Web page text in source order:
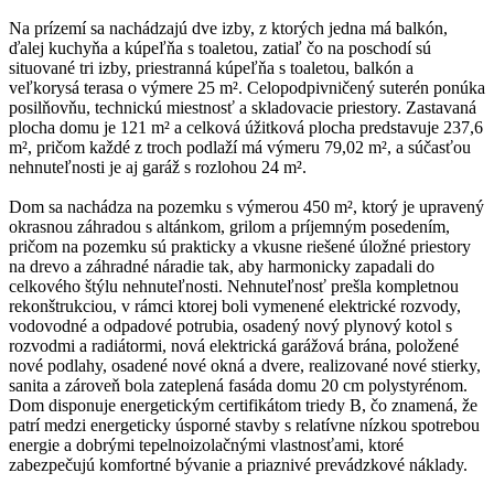
Na prízemí sa nachádzajú dve izby, z ktorých jedna má balkón,
ďalej kuchyňa a kúpeľňa s toaletou, zatiaľ čo na poschodí sú
situované tri izby, priestranná kúpeľňa s toaletou, balkón a
veľkorysá terasa o výmere 25 m². Celopodpivničený suterén ponúka
posilňovňu, technickú miestnosť a skladovacie priestory. Zastavaná
plocha domu je 121 m² a celková úžitková plocha predstavuje 237,6
m², pričom každé z troch podlaží má výmeru 79,02 m², a súčasťou
nehnuteľnosti je aj garáž s rozlohou 24 m².
Dom sa nachádza na pozemku s výmerou 450 m², ktorý je upravený
okrasnou záhradou s altánkom, grilom a príjemným posedením,
pričom na pozemku sú prakticky a vkusne riešené úložné priestory
na drevo a záhradné náradie tak, aby harmonicky zapadali do
celkového štýlu nehnuteľnosti. Nehnuteľnosť prešla kompletnou
rekonštrukciou, v rámci ktorej boli vymenené elektrické rozvody,
vodovodné a odpadové potrubia, osadený nový plynový kotol s
rozvodmi a radiátormi, nová elektrická garážová brána, položené
nové podlahy, osadené nové okná a dvere, realizované nové stierky,
sanita a zároveň bola zateplená fasáda domu 20 cm polystyrénom.
Dom disponuje energetickým certifikátom triedy B, čo znamená, že
patrí medzi energeticky úsporné stavby s relatívne nízkou spotrebou
energie a dobrými tepelnoizolačnými vlastnosťami, ktoré
zabezpečujú komfortné bývanie a priaznivé prevádzkové náklady.